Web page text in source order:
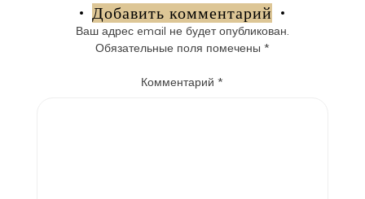
Добавить комментарий
Ваш адрес email не будет опубликован.
Обязательные поля помечены *
Комментарий*